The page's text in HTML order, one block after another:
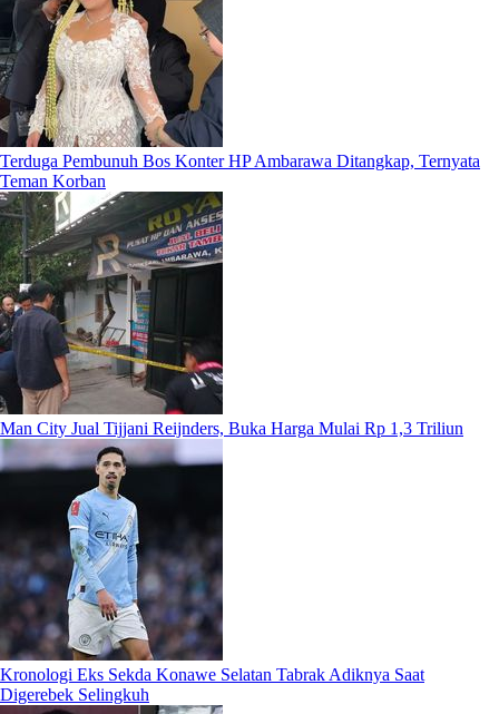
Terduga Pembunuh Bos Konter HP Ambarawa Ditangkap, Ternyata
Teman Korban
Man City Jual Tijjani Reijnders, Buka Harga Mulai Rp 1,3 Triliun
Kronologi Eks Sekda Konawe Selatan Tabrak Adiknya Saat
Digerebek Selingkuh